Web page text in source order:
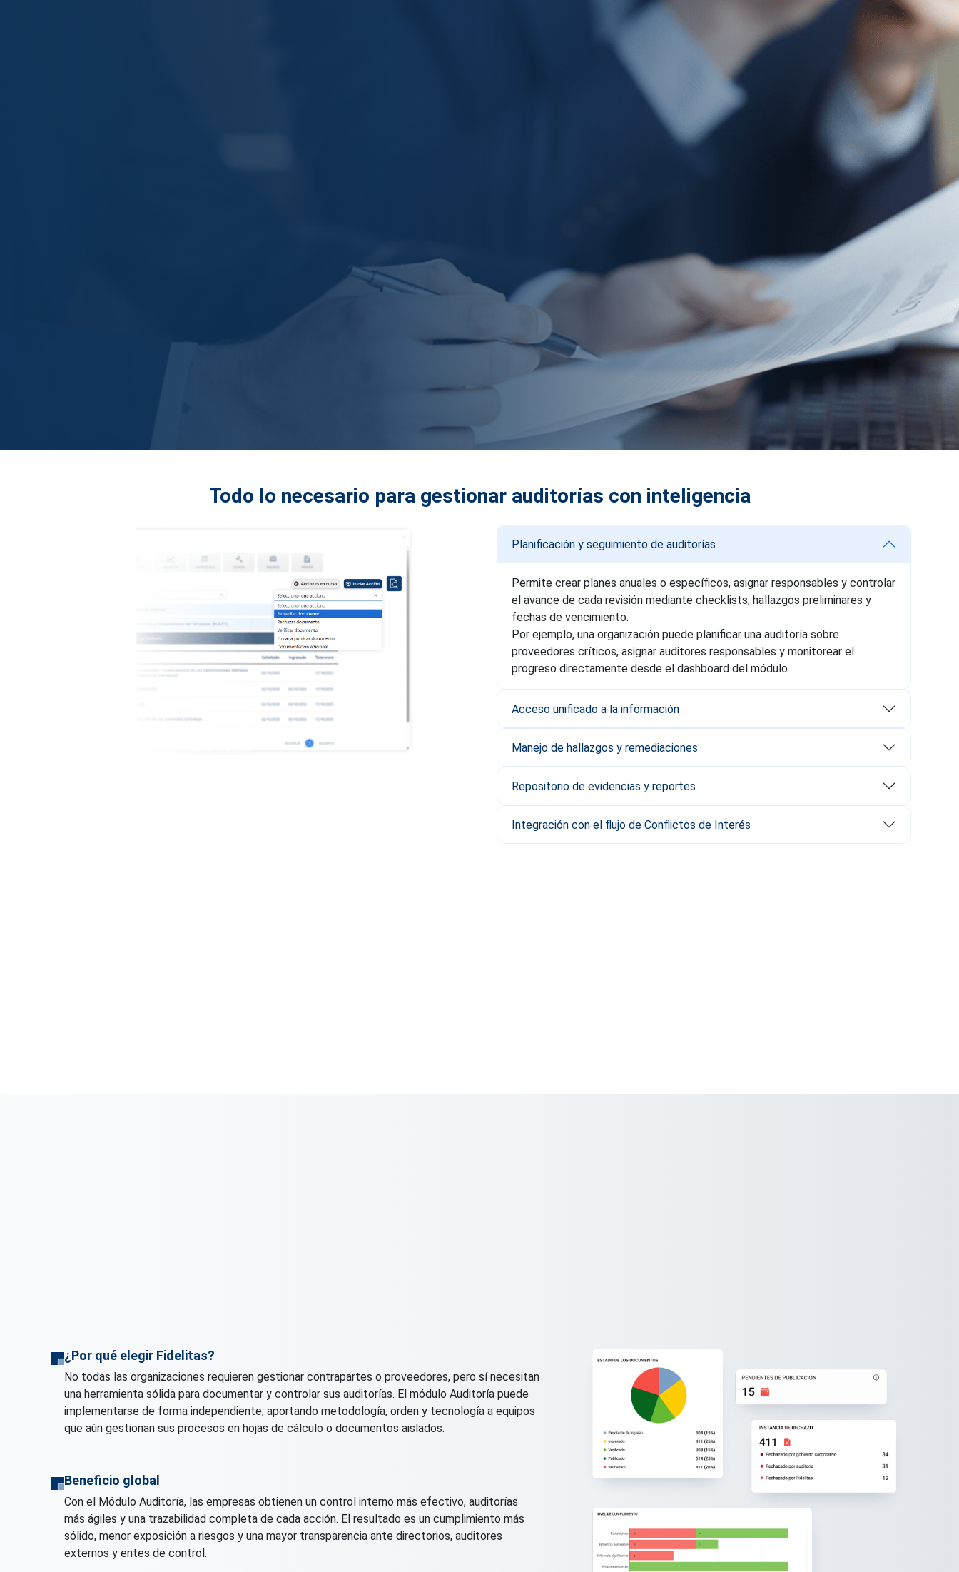
Todo lo necesario para gestionar auditorías con inteligencia
Planificación y seguimiento de auditorías
Permite crear planes anuales o específicos, asignar responsables y controlar
el avance de cada revisión mediante checklists, hallazgos preliminares y
fechas de vencimiento.
Por ejemplo, una organización puede planificar una auditoría sobre
proveedores críticos, asignar auditores responsables y monitorear el
progreso directamente desde el dashboard del módulo.
Acceso unificado a la información
Manejo de hallazgos y remediaciones
Repositorio de evidencias y reportes
Integración con el flujo de Conflictos de Interés
¿Por qué elegir Fidelitas?
No todas las organizaciones requieren gestionar contrapartes o proveedores, pero sí necesitan
una herramienta sólida para documentar y controlar sus auditorías. El módulo Auditoría puede
implementarse de forma independiente, aportando metodología, orden y tecnología a equipos
que aún gestionan sus procesos en hojas de cálculo o documentos aislados.
Beneficio global
Con el Módulo Auditoría, las empresas obtienen un control interno más efectivo, auditorías
más ágiles y una trazabilidad completa de cada acción. El resultado es un cumplimiento más
sólido, menor exposición a riesgos y una mayor transparencia ante directorios, auditores
externos y entes de control.